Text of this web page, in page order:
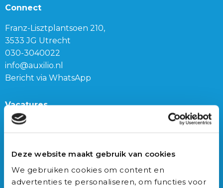
Deze website maakt gebruik van cookies
We gebruiken cookies om content en
advertenties te personaliseren, om functies voor
Connect
Franz-Lisztplantsoen 210,
3533 JG Utrecht
030-3040022
info@auxilio.nl
Bericht via WhatsApp
Vacatures
Onze vacatures
Triagist (dag of nacht)
Triage teamleider